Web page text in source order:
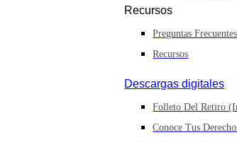
Recursos
Preguntas Frecuentes
Recursos
Descargas digitales
Folleto Del Retiro
Conoce Tus